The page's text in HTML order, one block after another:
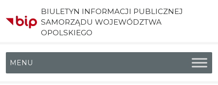
BIULETYN INFORMACJI PUBLICZNEJ
SAMORZĄDU WOJEWÓDZTWA
OPOLSKIEGO
Menu główne